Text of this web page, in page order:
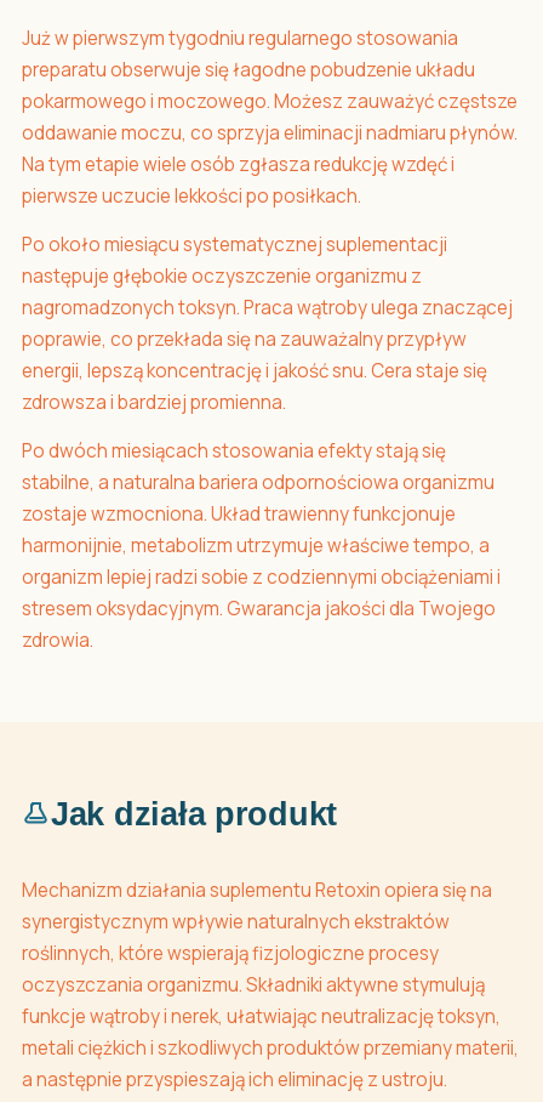
Już w pierwszym tygodniu regularnego stosowania
preparatu obserwuje się łagodne pobudzenie układu
pokarmowego i moczowego. Możesz zauważyć częstsze
oddawanie moczu, co sprzyja eliminacji nadmiaru płynów.
Na tym etapie wiele osób zgłasza redukcję wzdęć i
pierwsze uczucie lekkości po posiłkach.
Po około miesiącu systematycznej suplementacji
następuje głębokie oczyszczenie organizmu z
nagromadzonych toksyn. Praca wątroby ulega znaczącej
poprawie, co przekłada się na zauważalny przypływ
energii, lepszą koncentrację i jakość snu. Cera staje się
zdrowsza i bardziej promienna.
Po dwóch miesiącach stosowania efekty stają się
stabilne, a naturalna bariera odpornościowa organizmu
zostaje wzmocniona. Układ trawienny funkcjonuje
harmonijnie, metabolizm utrzymuje właściwe tempo, a
organizm lepiej radzi sobie z codziennymi obciążeniami i
stresem oksydacyjnym. Gwarancja jakości dla Twojego
zdrowia.
Jak działa produkt
Mechanizm działania suplementu Retoxin opiera się na
synergistycznym wpływie naturalnych ekstraktów
roślinnych, które wspierają fizjologiczne procesy
oczyszczania organizmu. Składniki aktywne stymulują
funkcje wątroby i nerek, ułatwiając neutralizację toksyn,
metali ciężkich i szkodliwych produktów przemiany materii,
a następnie przyspieszają ich eliminację z ustroju.